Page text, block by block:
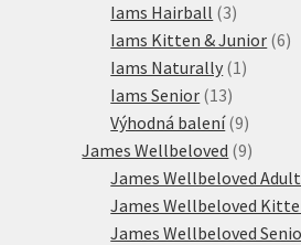
produktů
Iams Hairball 33
produkty
Iams Kitten & Junior 66
Iams Naturally 1 1
Iams Senior 1313
produktů
Výhodná balení 99
James Wellbeloved 99
James Wellbeloved Adult
James Wellbeloved
James Wellbeloved